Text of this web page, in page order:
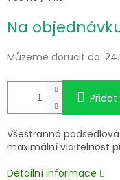
Na
Můžeme doručit do:
Přidat
Všestranná
maximální viditelnost
Detailní informace